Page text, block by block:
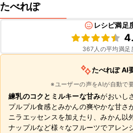
たべれぽ
レシピ満足
367 人の平均満足
たべれぽ AI
※ユーザーの声をAIが自動で
練乳のコクとミルキーな甘みがおいし
プルプル食感とみかんの爽やかな甘さ
ニラエッセンスを加えたり、みかん以
ナップルなど様々なフルーツでアレン